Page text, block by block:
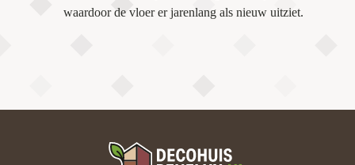
waardoor de vloer er jarenlang als nieuw uitziet.